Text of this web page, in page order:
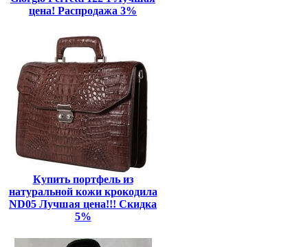
цена! Распродажа 3%
Купить портфель из
натуральной кожи крокодила
ND05 Лучшая цена!!! Скидка
5%